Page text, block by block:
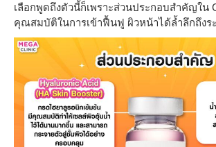
เลือกพูดถึงตัวนี้ก็เพราะส่วนประกอบสำคัญใน
คุณสมบัติในการเข้าฟื้นฟู ผิวหน้าได้ล้ำลึกถึงร